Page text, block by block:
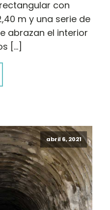
con
m y una serie de
abrazan el interior
[…]
abril 6, 2021